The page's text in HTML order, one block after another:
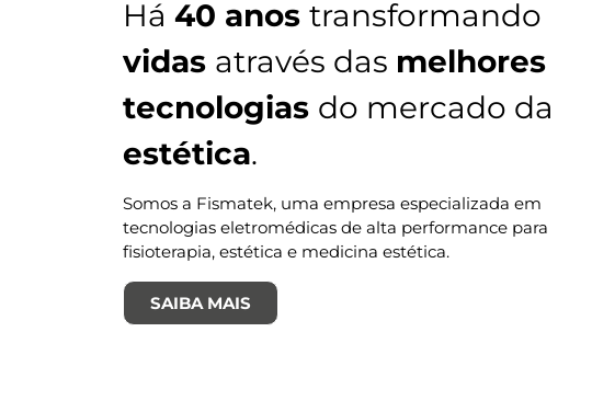
Há 40 anos transformando
vidas através das melhores
tecnologias do mercado da
estética.
Somos a Fismatek, uma empresa especializada em
tecnologias eletromédicas de alta performance para
fisioterapia, estética e medicina estética.
SAIBA MAIS